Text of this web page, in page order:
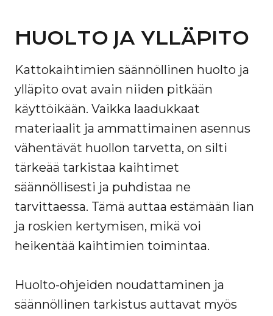
HUOLTO JA YLLÄPITO
Kattokaihtimien säännöllinen huolto ja
ylläpito ovat avain niiden pitkään
käyttöikään. Vaikka laadukkaat
materiaalit ja ammattimainen asennus
vähentävät huollon tarvetta, on silti
tärkeää tarkistaa kaihtimet
säännöllisesti ja puhdistaa ne
tarvittaessa. Tämä auttaa estämään lian
ja roskien kertymisen, mikä voi
heikentää kaihtimien toimintaa.
Huolto-ohjeiden noudattaminen ja
säännöllinen tarkistus auttavat myös